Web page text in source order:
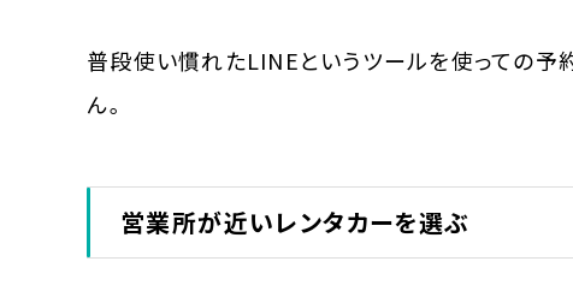
普段使い慣れたLINEというツールを使っての予
ん。
営業所が近いレンタカーを選ぶ